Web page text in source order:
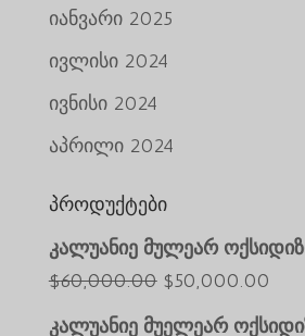
იანვარი 2025
ივლისი 2024
ივნისი 2024
აპრილი 2024
პროდუქტები
კალუანიე მულეარ
$60,000.00 საწყისი
$50,000.00
კალუანიე მუელეარ